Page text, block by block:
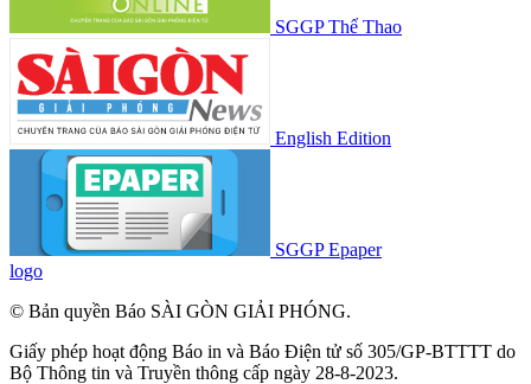
SGGP Thể Thao
English Edition
SGGP Epaper
logo
© Bản quyền Báo SÀI GÒN GIẢI PHÓNG.
Giấy phép hoạt động Báo in và Báo Điện tử số 305/GP-BTTTT do
Bộ Thông tin và Truyền thông cấp ngày 28-8-2023.